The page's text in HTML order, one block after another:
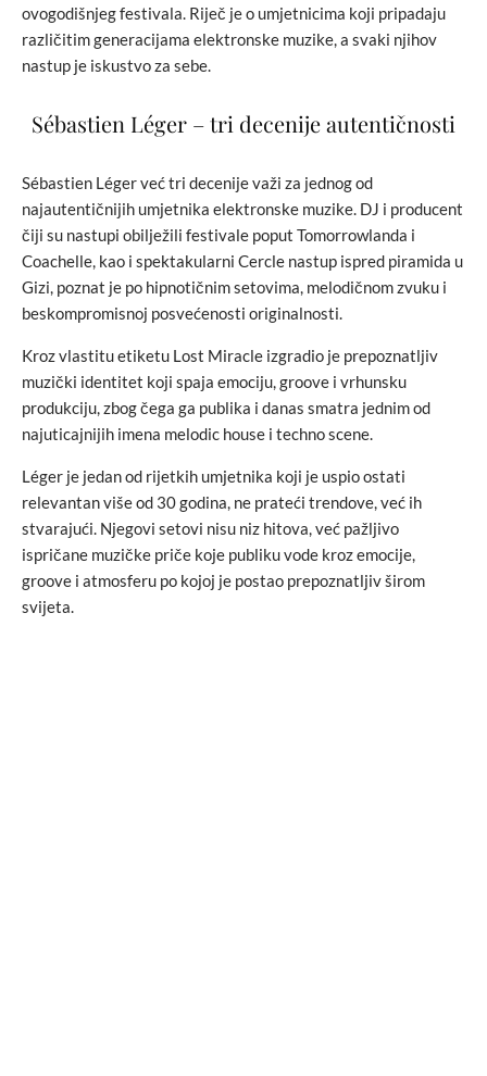
ovogodišnjeg festivala. Riječ je o umjetnicima koji pripadaju
različitim generacijama elektronske muzike, a svaki njihov
nastup je iskustvo za sebe.
Sébastien Léger – tri decenije autentičnosti
Sébastien Léger već tri decenije važi za jednog od
najautentičnijih umjetnika elektronske muzike. DJ i producent
čiji su nastupi obilježili festivale poput Tomorrowlanda i
Coachelle, kao i spektakularni Cercle nastup ispred piramida u
Gizi, poznat je po hipnotičnim setovima, melodičnom zvuku i
beskompromisnoj posvećenosti originalnosti.
Kroz vlastitu etiketu Lost Miracle izgradio je prepoznatljiv
muzički identitet koji spaja emociju, groove i vrhunsku
produkciju, zbog čega ga publika i danas smatra jednim od
najuticajnijih imena melodic house i techno scene.
Léger je jedan od rijetkih umjetnika koji je uspio ostati
relevantan više od 30 godina, ne prateći trendove, već ih
stvarajući. Njegovi setovi nisu niz hitova, već pažljivo
ispričane muzičke priče koje publiku vode kroz emocije,
groove i atmosferu po kojoj je postao prepoznatljiv širom
svijeta.